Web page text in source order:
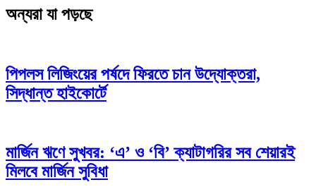
অন্যরা যা পড়ছে
পিপলস লিজিংয়ের পর্ষদে ফিরতে চান উদ্যোক্তরা,
সিদ্ধান্ত হাইকোর্টে
মার্জিন ঋণে সুখবর: ‘এ’ ও ‘বি’ ক্যাটাগরির সব শেয়ারই
মিলবে মার্জিন সুবিধা